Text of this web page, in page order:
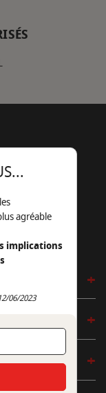
agréable
implications
06/2023